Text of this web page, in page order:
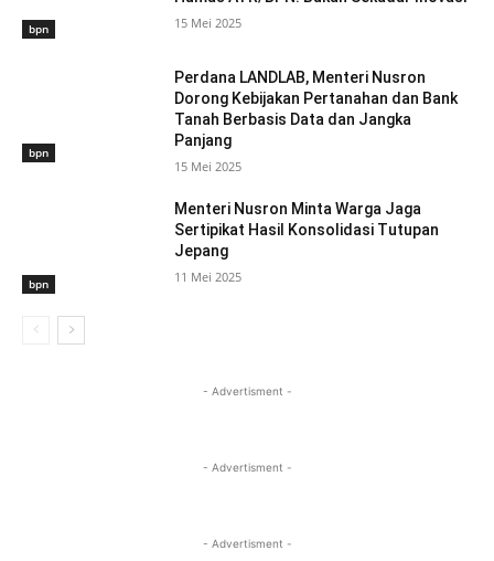
bpn 15 Mei 2025
bpn
Perdana LANDLAB, Menteri Nusron
Dorong Kebijakan Pertanahan dan Bank
Tanah Berbasis Data dan Jangka
Panjang
15 Mei 2025
bpn
Menteri Nusron Minta Warga Jaga
Sertipikat Hasil Konsolidasi Tutupan
Jepang
11 Mei 2025
- Advertisment -
- Advertisment -
- Advertisment -